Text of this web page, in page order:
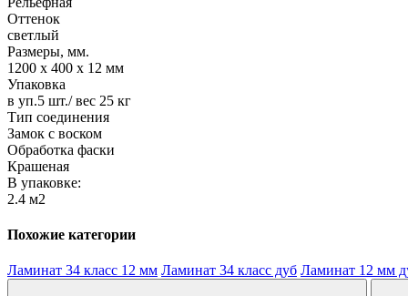
Оттенок
светлый
Размеры, мм.
1200 х 400 х 12 мм
Упаковка
в уп.5 шт./ вес 25 кг
Тип соединения
Замок с воском
Обработка фаски
Крашеная
В упаковке:
2.4 м2
Похожие категории
Ламинат 34 класс 12 мм Ламинат 34 класс дуб Ламинат 12 мм